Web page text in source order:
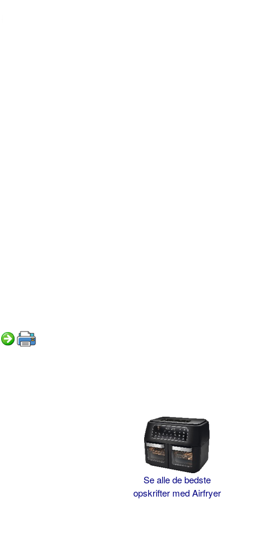
Se alle de bedste
opskrifter med Airfryer